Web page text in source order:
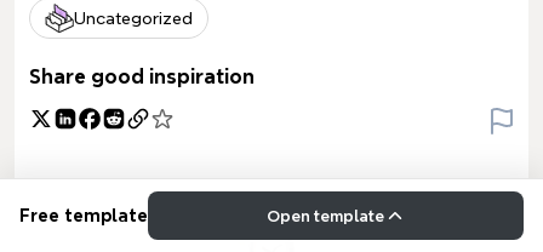
Uncategorized
Share good inspiration
Free template Open template